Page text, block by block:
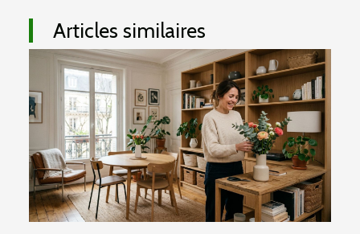
Articles similaires